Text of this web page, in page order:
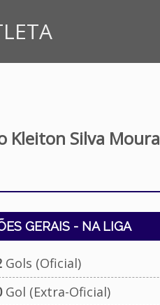
Kleiton Silva Moura
GERAIS - NA LIGA
Gols (Oficial)
Gol (Extra-Oficial)